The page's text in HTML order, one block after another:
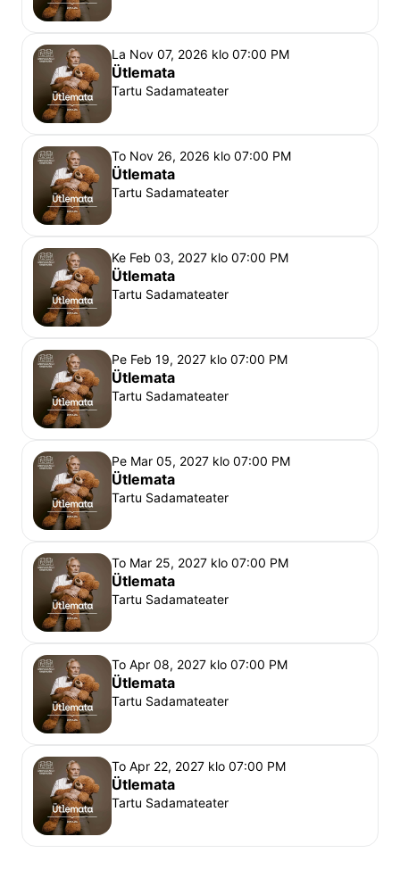
La Nov 07, 2026 klo 07:00 PM
Ütlemata
Tartu Sadamateater
To Nov 26, 2026 klo 07:00 PM
Ütlemata
Tartu Sadamateater
Ke Feb 03, 2027 klo 07:00 PM
Ütlemata
Tartu Sadamateater
Pe Feb 19, 2027 klo 07:00 PM
Ütlemata
Tartu Sadamateater
Pe Mar 05, 2027 klo 07:00 PM
Ütlemata
Tartu Sadamateater
To Mar 25, 2027 klo 07:00 PM
Ütlemata
Tartu Sadamateater
To Apr 08, 2027 klo 07:00 PM
Ütlemata
Tartu Sadamateater
To Apr 22, 2027 klo 07:00 PM
Ütlemata
Tartu Sadamateater